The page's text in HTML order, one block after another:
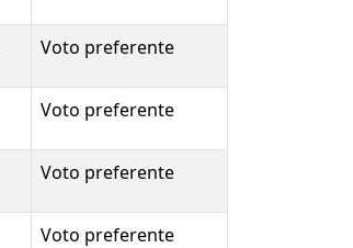
Voto preferente
Voto preferente
Voto preferente
Voto preferente